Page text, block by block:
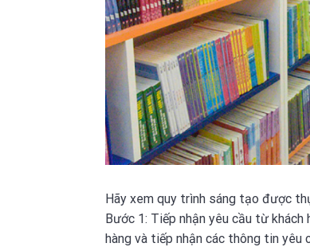
Hãy xem quy trình sáng tạo được
Bước 1: Tiếp nhận yêu cầu từ khách
hàng và tiếp nhận các thông tin yêu